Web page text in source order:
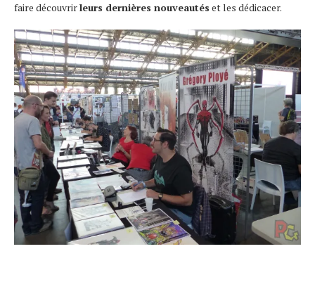
faire découvrirleurs dernières nouveautés et les dédicacer.